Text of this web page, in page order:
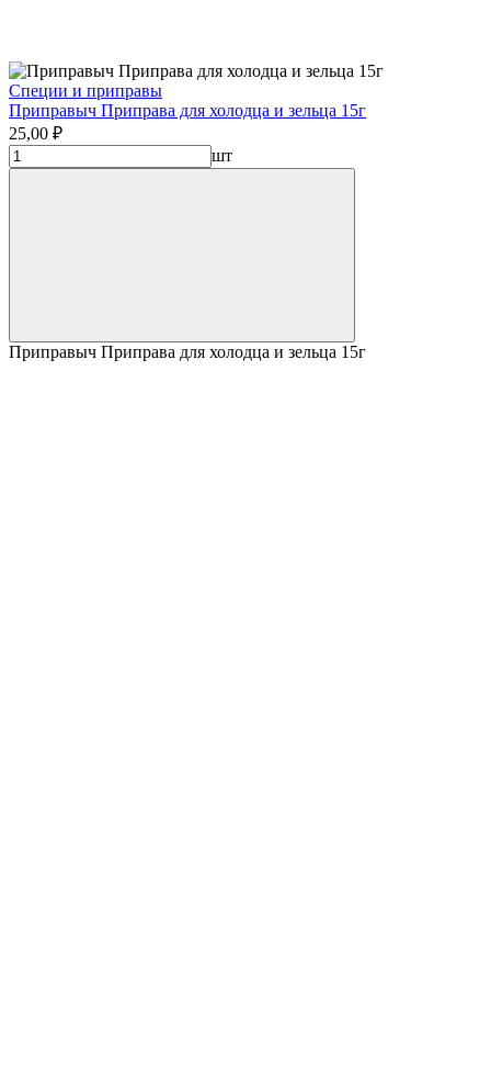
Специи и приправы
Приправыч Приправа для холодца и зельца 15г
25,00 ₽
шт
Приправыч Приправа для холодца и зельца 15г